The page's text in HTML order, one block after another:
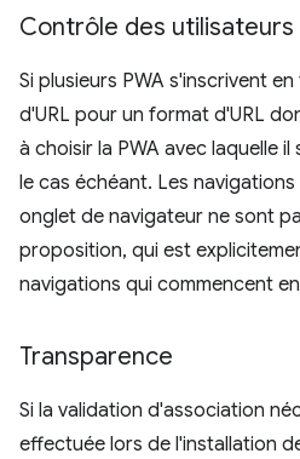
Contrôle des utilisateurs
Si plusieurs PWA s'inscrivent
d'URL pour un format d'URL
à choisir la PWA avec laquelle
le cas échéant. Les
onglet de navigateur ne sont
proposition, qui est
navigations qui commencent
Transparence
Si la validation d'association
effectuée lors de l'installation